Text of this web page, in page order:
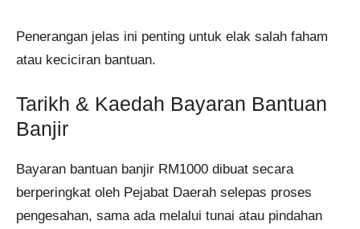
Penerangan jelas ini penting untuk elak salah faham
atau keciciran bantuan.
Tarikh & Kaedah Bayaran Bantuan
Banjir
Bayaran bantuan banjir RM1000 dibuat secara
berperingkat oleh Pejabat Daerah selepas proses
pengesahan, sama ada melalui tunai atau pindahan